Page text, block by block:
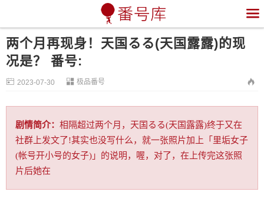

两个月再现身！天国るる(天国露露)的现
况是？ 番号:
 2023-07-30  极品番号 
剧情简介： 相隔超过两个月，天国るる(天国露露)终于又在
社群上发文了!其实也没写什么，就一张照片加上「里垢女子
(帐号开小号的女子)」的说明，喔，对了，在上传完这张照
片后她在